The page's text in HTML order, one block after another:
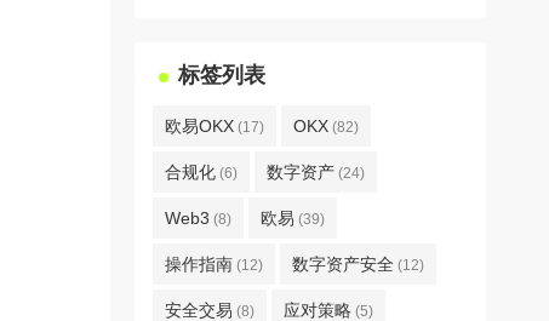
标签列表
欧易OKX (17) OKX (82)
合规化 (6) 数字资产 (24)
Web3 (8) 欧易 (39)
操作指南 (12) 数字资产安全 (12)
安全交易 (8) 应对策略 (5)